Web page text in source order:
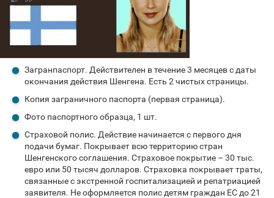
Загранпаспорт. Действителен в течение 3 месяцев с даты
окончания действия Шенгена. Есть 2 чистых страницы.
Копия заграничного паспорта (первая страница).
Фото паспортного образца, 1 шт.
Страховой полис. Действие начинается с первого дня
подачи бумаг. Покрывает всю территорию стран
Шенгенского соглашения. Страховое покрытие – 30 тыс.
евро или 50 тысяч долларов. Страховка покрывает траты,
связанные с экстренной госпитализацией и репатриацией
заявителя. Не оформляется полис детям граждан ЕС до 21